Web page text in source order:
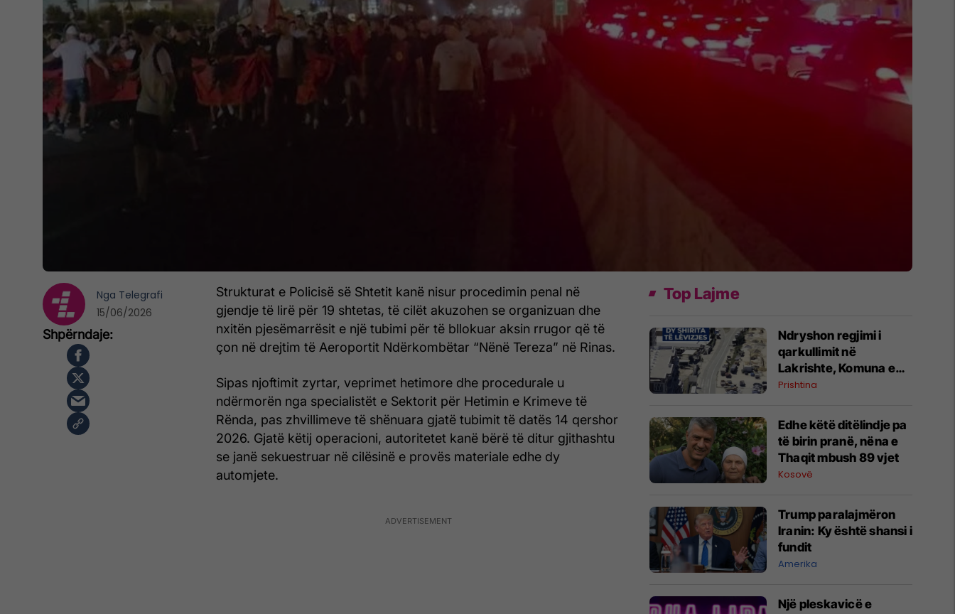
Strukturat e Policisë së Shtetit kanë nisur procedimin penal në
gjendje të lirë për 19 shtetas, të cilët akuzohen se organizuan dhe
nxitën pjesëmarrësit e një tubimi për të bllokuar aksin rrugor që të
çon në drejtim të Aeroportit Ndërkombëtar “Nënë Tereza” në Rinas.
Sipas njoftimit zyrtar, veprimet hetimore dhe procedurale u
ndërmorën nga specialistët e Sektorit për Hetimin e Krimeve të
Rënda, pas zhvillimeve të shënuara gjatë tubimit të datës 14 qershor
2026. Gjatë këtij operacioni, autoritetet kanë bërë të ditur gjithashtu
se janë sekuestruar në cilësinë e provës materiale edhe dy
automjete.
Nga Telegrafi
15/06/2026
Top Lajme
Ndryshon regjimi i
qarkullimit në
Lakrishte, Komuna e
Prishtinës ofron
Prishtina
Edhe këtë ditëlindje pa
të birin pranë, nëna e
Thaqit mbush 89 vjet
Kosovë
Trump paralajmëron
Iranin: Ky është shansi i
fundit
Amerika
Një pleskavicë e